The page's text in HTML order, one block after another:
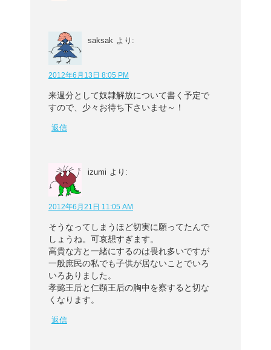
saksak より:
2012年6月13日 8:05 PM
来週分として奴隷解放について書く予定で
すので、少々お待ち下さいませ～！
返信
izumi より:
2012年6月21日 11:05 AM
そうなってしまうほど切実に願ってたんで
しょうね。可哀想すぎます。
高貴な方と一緒にするのは畏れ多いですが
一般庶民の私でも子供が居ないことでいろ
いろありました。
孝懿王后と仁顕王后の胸中を察すると切な
くなります。
返信